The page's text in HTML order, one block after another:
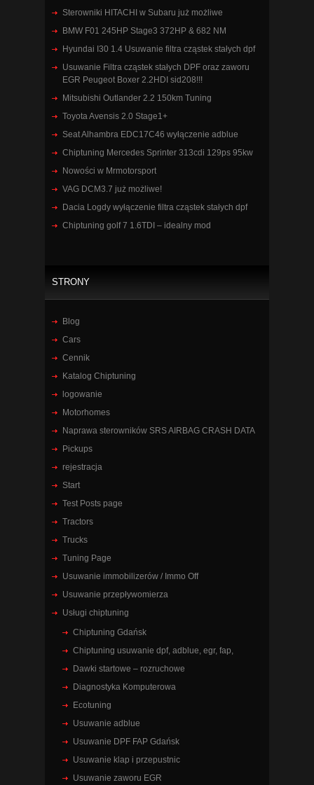
Sterowniki HITACHI w Subaru już możliwe
BMW F01 245HP Stage3 372HP & 682 NM
Hyundai I30 1.4 Usuwanie filtra cząstek stałych dpf
Usuwanie Filtra cząstek stałych DPF oraz zaworu
EGR Peugeot Boxer 2.2HDI sid208!!!
Mitsubishi Outlander 2.2 150km Tuning
Toyota Avensis 2.0 Stage1+
Seat Alhambra EDC17C46 wyłączenie adblue
Chiptuning Mercedes Sprinter 313cdi 129ps 95kw
Nowości w Mrmotorsport
VAG DCM3.7 już możliwe!
Dacia Logdy wyłączenie filtra cząstek stałych dpf
Chiptuning golf 7 1.6TDI – idealny mod
STRONY
Blog
Cars
Cennik
Katalog Chiptuning
logowanie
Motorhomes
Naprawa sterowników SRS AIRBAG CRASH DATA
Pickups
rejestracja
Start
Test Posts page
Tractors
Trucks
Tuning Page
Usuwanie immobilizerów / Immo Off
Usuwanie przepływomierza
Usługi chiptuning
Chiptuning Gdańsk
Chiptuning usuwanie dpf, adblue, egr, fap,
Dawki startowe – rozruchowe
Diagnostyka Komputerowa
Ecotuning
Usuwanie adblue
Usuwanie DPF FAP Gdańsk
Usuwanie klap i przepustnic
Usuwanie zaworu EGR